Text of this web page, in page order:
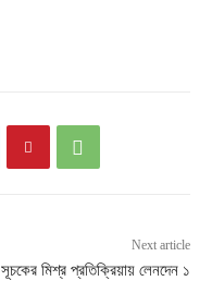
Next article
সূচকের মিশ্র প্রতিক্রিয়ায় লেনদেন ১